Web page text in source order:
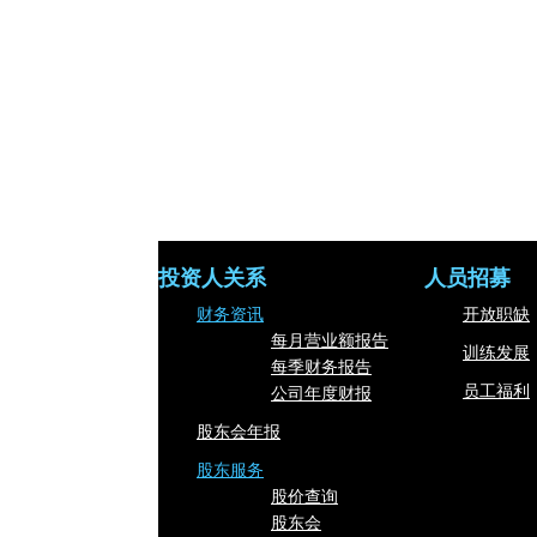
投资人关系
财务资讯
每月营业额报告
每季财务报告
公司年度财报
股东会年报
股东服务
股价查询
股东会
人员招募
开放职缺
训练发展
员工福利